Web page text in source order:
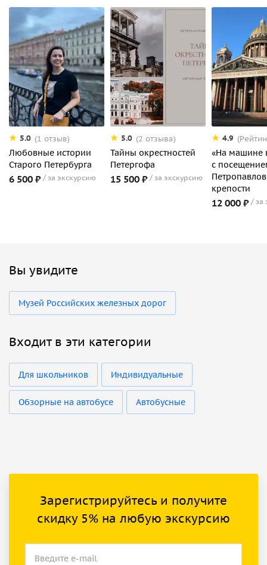
5.0 (1 отзыв)
Любовные истории
Старого Петербурга
6 500 ₽ за экскурсию
5.0 (2 отзыва)
Тайны окрестностей
Петергофа
15 500 ₽ за экскурсию
4.9
«На машине
с
крепости
12 000 ₽ за
Вы увидите
Музей Российских железных дорог
Входит в эти категории
Для школьников Индивидуальные
Обзорные на автобусе Автобусные
Зарегистрируйтесь и получите
скидку 5% на любую экскурсию